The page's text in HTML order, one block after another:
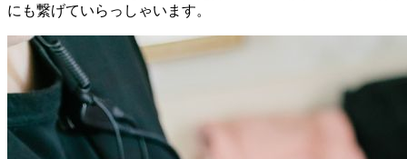
にも繋げていらっしゃいます。